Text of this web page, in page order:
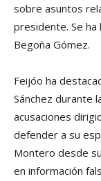
sobre asuntos
presidente. Se ha
Begoña Gómez.
Feijóo ha
Sánchez durante
acusaciones
defender a su
Montero desde
en información